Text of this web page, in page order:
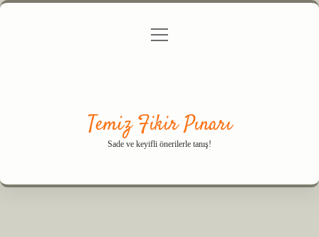
Gizlilik Politikası
menüyü
Temiz Fikir Pınarı
Sade ve keyifli önerilerle tanış!